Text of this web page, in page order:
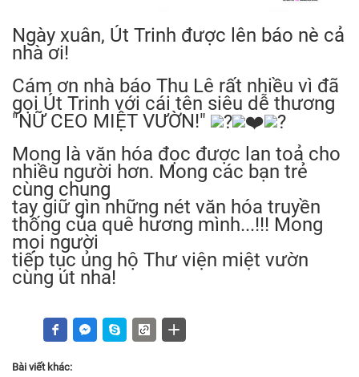
Ngày xuân, Út Trinh được lên báo nè cả
nhà ơi!
Cám ơn nhà báo Thu Lê rất nhiều vì đã
gọi Út Trinh với cái tên siêu dễ thương
"NỮ CEO MIỆT VƯỜN!"
Mong là văn hóa đọc được lan toả cho
nhiều người hơn. Mong các bạn trẻ
cùng chung
tay giữ gìn những nét văn hóa truyền
thống của quê hương mình...!!! Mong
mọi người
tiếp tục ủng hộ Thư viện miệt vườn
cùng út nha!
Bài viết khác: